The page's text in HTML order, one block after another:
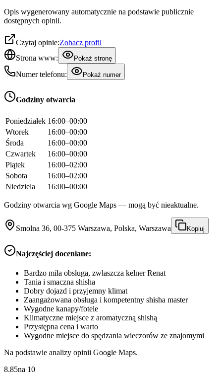
Opis wygenerowany automatycznie na podstawie publicznie
dostępnych opinii.
Czytaj opinie:Zobacz profil
Strona www:
Pokaż stronę
Numer telefonu: Pokaż numer
Godziny otwarcia
Poniedziałek 16:00–00:00
Wtorek
16:00–00:00
Środa
16:00–00:00
Czwartek
16:00–00:00
Piątek
16:00–02:00
Sobota
16:00–02:00
Niedziela
16:00–00:00
Godziny otwarcia wg Google Maps — mogą być nieaktualne.
Smolna 36, 00-375 Warszawa, Polska, Warszawa Kopiuj
Najczęściej doceniane:
Bardzo miła obsługa, zwłaszcza kelner Renat
Tania i smaczna shisha
Dobry dojazd i przyjemny klimat
Zaangażowana obsługa i kompetentny shisha master
Wygodne kanapy/fotele
Klimatyczne miejsce z aromatyczną shishą
Przystępna cena i warto
Wygodne miejsce do spędzania wieczorów ze znajomymi
Na podstawie analizy opinii Google Maps.
8.85na 10